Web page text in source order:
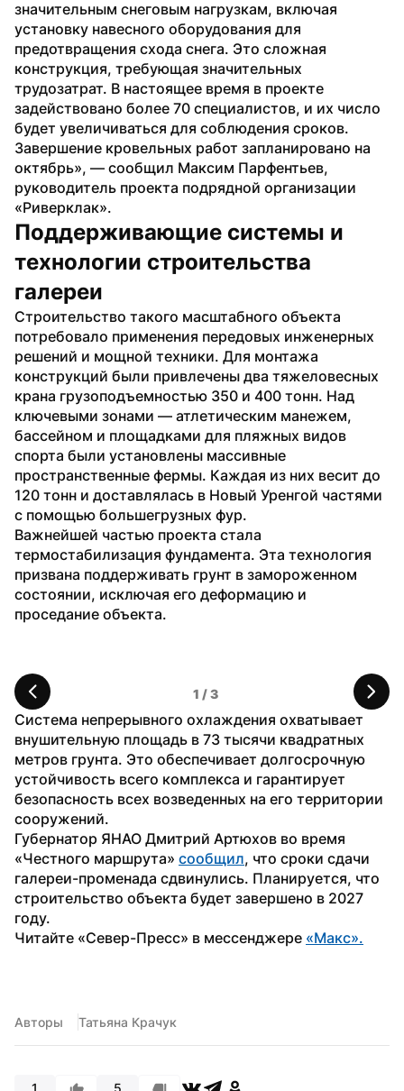
значительным снеговым нагрузкам, включая
установку навесного оборудования для
предотвращения схода снега. Это сложная
конструкция, требующая значительных
трудозатрат. В настоящее время в проекте
задействовано более 70 специалистов, и их число
будет увеличиваться для соблюдения сроков.
Завершение кровельных работ запланировано на
октябрь», — сообщил Максим Парфентьев,
руководитель проекта подрядной организации
«Риверклак».
Поддерживающие системы и
технологии строительства
галереи
Строительство такого масштабного объекта
потребовало применения передовых инженерных
решений и мощной техники. Для монтажа
конструкций были привлечены два тяжеловесных
крана грузоподъемностью 350 и 400 тонн. Над
ключевыми зонами — атлетическим манежем,
бассейном и площадками для пляжных видов
спорта были установлены массивные
пространственные фермы. Каждая из них весит до
120 тонн и доставлялась в Новый Уренгой частями
с помощью большегрузных фур.
Важнейшей частью проекта стала
термостабилизация фундамента. Эта технология
призвана поддерживать грунт в замороженном
состоянии, исключая его деформацию и
проседание объекта.
1 / 3
Система непрерывного охлаждения охватывает
внушительную площадь в 73 тысячи квадратных
метров грунта. Это обеспечивает долгосрочную
устойчивость всего комплекса и гарантирует
безопасность всех возведенных на его территории
сооружений.
Губернатор ЯНАО Дмитрий Артюхов во время
«Честного маршрута» сообщил, что сроки сдачи
галереи-променада сдвинулись. Планируется, что
строительство объекта будет завершено в 2027
году.
Читайте «Север-Пресс» в мессенджере «Макс».
Авторы Татьяна Крачук